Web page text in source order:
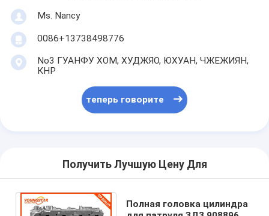
Ms. Nancy
0086+13738498776
No3 ГУАНФУ ХОМ, ХУДЖЯО, ЮХУАН, ЧЖЕЖИЯН,
КНР
теперь говорите
Получить Лучшую Цену Для
Полная головка цилиндра